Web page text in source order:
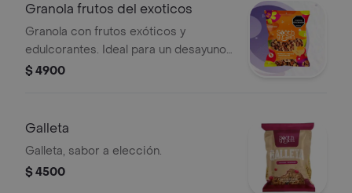
Granola frutos del exoticos
Granola con frutos exóticos y
edulcorantes. Ideal para un desayuno
o snack saludable.
$ 4900
Galleta
Galleta, sabor a elección.
$ 4500